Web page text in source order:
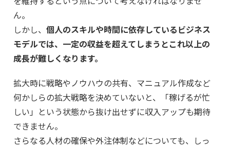
ん。
しかし、 個人のスキルや時間に依存しているビジネス
モデルでは、一定の収益を超えてしまうとこれ以上の
成長が難しくなります。
拡大時に戦略やノウハウの共有、マニュアル作成など
何かしらの拡大戦略を決めていないと、「稼げるが忙
しい」という状態から抜け出せずに収入アップも期待
できません。
さらなる人材の確保や外注体制などについても、しっ